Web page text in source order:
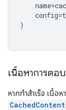
name=
config=
)
เนื้อหาการตอ
หากทำสำเร็จ เนื้อ
CachedContent